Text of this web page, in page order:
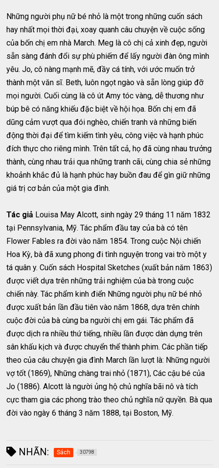
Những người phụ nữ bé nhỏ là một trong những cuốn sách
hay nhất mọi thời đại, xoay quanh câu chuyện về cuộc sống
của bốn chị em nhà March. Meg là cô chị cả xinh đẹp, người
sẵn sàng đánh đổi sự phù phiếm để lấy người đàn ông mình
yêu. Jo, cô nàng mạnh mẽ, đầy cá tính, với ước muốn trở
thành một văn sĩ. Beth, luôn ngọt ngào và sẵn lòng giúp đỡ
mọi người. Cuối cùng là cô út Amy tóc vàng, dễ thương như
búp bê có năng khiếu đặc biệt về hội họa. Bốn chị em đã
dũng cảm vượt qua đói nghèo, chiến tranh và những biến
động thời đại để tìm kiếm tình yêu, công việc và hạnh phúc
đích thực cho riêng mình. Trên tất cả, họ đã cùng nhau trưởng
thành, cùng nhau trải qua những tranh cãi, cùng chia sẻ những
khoảnh khắc đủ là hạnh phúc hay buồn đau để gìn giữ những
giá trị cơ bản của một gia đình.
Tác giả Louisa May Alcott, sinh ngày 29 tháng 11 năm 1832
tại Pennsylvania, Mỹ. Tác phẩm đầu tay của bà có tên
Flower Fables ra đời vào năm 1854. Trong cuộc Nội chiến
Hoa Kỳ, bà đã xung phong đi tình nguyện trong vai trò một y
tá quân y. Cuốn sách Hospital Sketches (xuất bản năm 1863)
được viết dựa trên những trải nghiệm của bà trong cuộc
chiến này. Tác phẩm kinh điển Những người phụ nữ bé nhỏ
được xuất bản lần đầu tiên vào năm 1868, dựa trên chính
cuộc đời của bà cùng ba người chị em gái. Tác phẩm đã
được dịch ra nhiều thứ tiếng, nhiều lần được dàn dựng trên
sân khấu kịch và được chuyển thể thành phim. Các phần tiếp
theo của câu chuyện gia đình March lần lượt là: Những người
vợ tốt (1869), Những chàng trai nhỏ (1871), Các cậu bé của
Jo (1886). Alcott là người ủng hộ chủ nghĩa bãi nô và tích
cực tham gia các phong trào theo chủ nghĩa nữ quyền. Bà qua
đời vào ngày 6 tháng 3 năm 1888, tại Boston, Mỹ.
NHÃN: Sách 30798